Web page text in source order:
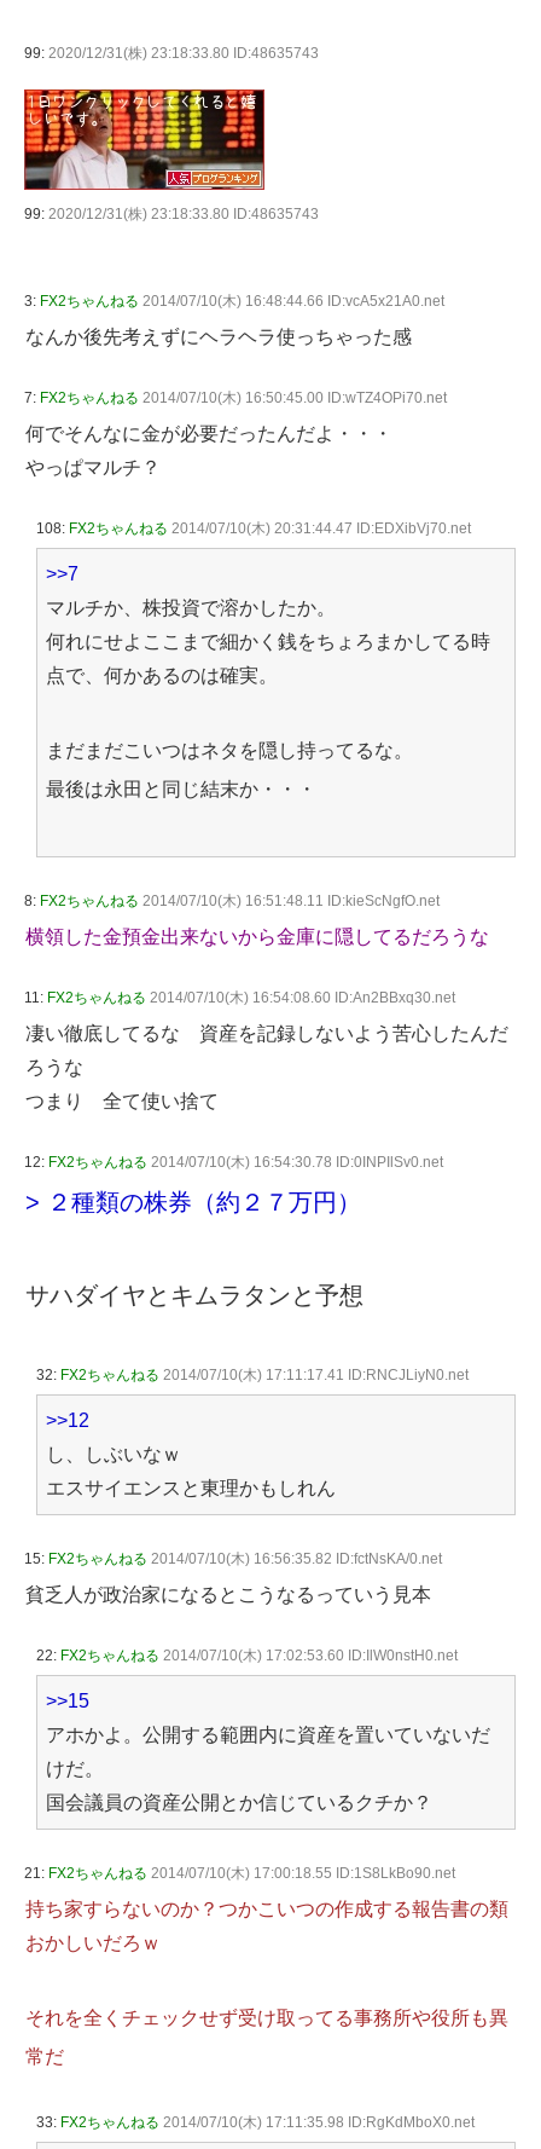
99: 2020/12/31(株) 23:18:33.80 ID:48635743
99: 2020/12/31(株) 23:18:33.80 ID:48635743
3: FX2ちゃんねる 2014/07/10(木) 16:48:44.66 ID:vcA5x21A0.net
なんか後先考えずにヘラヘラ使っちゃった感
7: FX2ちゃんねる 2014/07/10(木) 16:50:45.00 ID:wTZ4OPi70.net
何でそんなに金が必要だったんだよ・・・
やっぱマルチ？
108: FX2ちゃんねる 2014/07/10(木) 20:31:44.47 ID:EDXibVj70.net
>>7
マルチか、株投資で溶かしたか。
何れにせよここまで細かく銭をちょろまかしてる時
点で、何かあるのは確実。
まだまだこいつはネタを隠し持ってるな。
最後は永田と同じ結末か・・・
8: FX2ちゃんねる 2014/07/10(木) 16:51:48.11 ID:kieScNgfO.net
横領した金預金出来ないから金庫に隠してるだろうな
11: FX2ちゃんねる 2014/07/10(木) 16:54:08.60 ID:An2BBxq30.net
凄い徹底してるな 資産を記録しないよう苦心したんだ
ろうな
つまり 全て使い捨て
12: FX2ちゃんねる 2014/07/10(木) 16:54:30.78 ID:0INPIlSv0.net
> ２種類の株券（約２７万円）
サハダイヤとキムラタンと予想
32: FX2ちゃんねる 2014/07/10(木) 17:11:17.41 ID:RNCJLiyN0.net
>>12
し、しぶいなｗ
エスサイエンスと東理かもしれん
15: FX2ちゃんねる 2014/07/10(木) 16:56:35.82 ID:fctNsKA/0.net
貧乏人が政治家になるとこうなるっていう見本
22: FX2ちゃんねる 2014/07/10(木) 17:02:53.60 ID:IlW0nstH0.net
>>15
アホかよ。公開する範囲内に資産を置いていないだ
けだ。
国会議員の資産公開とか信じているクチか？
21: FX2ちゃんねる 2014/07/10(木) 17:00:18.55 ID:1S8LkBo90.net
持ち家すらないのか？つかこいつの作成する報告書の類
おかしいだろｗ
それを全くチェックせず受け取ってる事務所や役所も異
常だ
33: FX2ちゃんねる 2014/07/10(木) 17:11:35.98 ID:RgKdMboX0.net